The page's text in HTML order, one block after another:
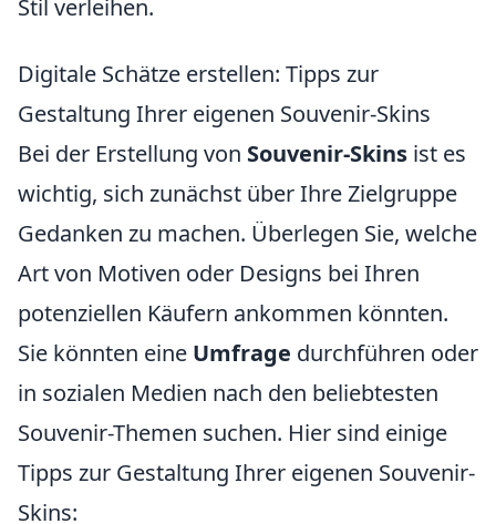
Stil verleihen.
Digitale Schätze erstellen: Tipps zur
Gestaltung Ihrer eigenen Souvenir-Skins
Bei der Erstellung von Souvenir-Skins ist es
wichtig, sich zunächst über Ihre Zielgruppe
Gedanken zu machen. Überlegen Sie, welche
Art von Motiven oder Designs bei Ihren
potenziellen Käufern ankommen könnten.
Sie könnten eine Umfrage durchführen oder
in sozialen Medien nach den beliebtesten
Souvenir-Themen suchen. Hier sind einige
Tipps zur Gestaltung Ihrer eigenen Souvenir-
Skins: